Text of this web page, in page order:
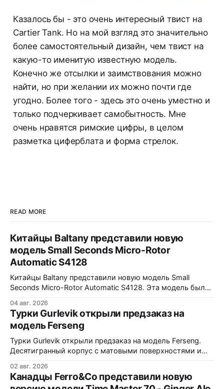
Казалось бы - это очень интересный твист на
Cartier Tank. Но на мой взгляд это значительно
более самостоятельный дизайн, чем твист на
какую-то именитую известную модель.
Конечно же отсылки и заимствования можно
найти, но при желании их можно почти где
угодно. Более того - здесь это очень уместно и
только подчеркивает самобытность. Мне
очень нравятся римские цифры, в целом
разметка циферблата и форма стрелок.
READ MORE
Китайцы Baltany представили новую
модель Small Seconds Micro-Rotor
Automatic S4128
Китайцы Baltany представили новую модель Small
Seconds Micro-Rotor Automatic S4128. Эта модель была
давлением спроса) - всё-таки выпущена в регулярной
коллекции Baltany. Четыре варианта - white, black, blue и
green. Микроротор, MOP циферблат с радиальным
рисунком, малая секундная стрелка синёного цвета.
38x10x44,2
04 авг. 2026
Турки Gurlevik открыли предзаказ на
модель Ferseng
Турки Gurlevik открыли предзаказ на модель Ferseng.
Десятигранный корпус с матовыми поверхностями и
узором из полированных ромбов. Шесть вариантов -
Blue, Gold, Ice, Coral, Purple и Green Turquoise 38x10x44
02 авг. 2026
Канадцы Ferro&Co представили новую